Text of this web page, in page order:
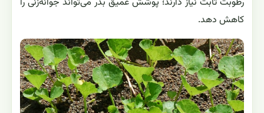
کاهش دهد.